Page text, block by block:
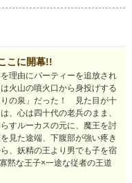
こに開幕!!
理由にパーティーを追放され
火山の噴火口から身投げする
りの泉」だった！ 見た目が十
、心は四十代の老兵のまま、
すルーカスの元に、魔王を討
見た途端、下腹部が強い疼き
、妖精の王より男でも子を宿
な王子×一途な従者の王道